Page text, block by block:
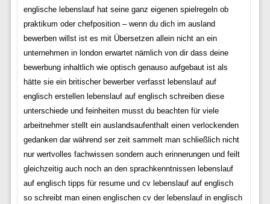
englische lebenslauf hat seine ganz eigenen spielregeln ob
praktikum oder chefposition – wenn du dich im ausland
bewerben willst ist es mit Übersetzen allein nicht an ein
unternehmen in london erwartet nämlich von dir dass deine
bewerbung inhaltlich wie optisch genauso aufgebaut ist als
hätte sie ein britischer bewerber verfasst lebenslauf auf
englisch erstellen lebenslauf auf englisch schreiben diese
unterschiede und feinheiten musst du beachten für viele
arbeitnehmer stellt ein auslandsaufenthalt einen verlockenden
gedanken dar während ser zeit sammelt man schließlich nicht
nur wertvolles fachwissen sondern auch erinnerungen und feilt
gleichzeitig auch noch an den sprachkenntnissen lebenslauf
auf englisch tipps für resume und cv lebenslauf auf englisch
so schreibt man einen englischen cv der lebenslauf in englisch